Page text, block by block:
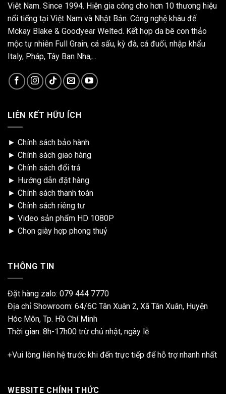
Việt Nam. Since 1994. Hiện gia công cho hơn 10 thương hiệu
nổi tiếng tại Việt Nam và Nhật Bản. Công nghệ khâu đế
Mckay Blake & Goodyear Welted. Kết hợp da bê con thảo
mộc tự nhiên Full Grain, cá sấu, kỳ đà, cá đuối, nhập khẩu
Italy, Pháp, Tây Ban Nha,...
LIÊN KẾT HỮU ÍCH
► Chính sách bảo hành
► Chính sách giao hàng
► Chính sách đổi trả
► Hướng dẫn đặt hàng
► Chính sách thanh toán
► Chính sách riêng tư
► Video sản phẩm HD 1080P
► Chọn giày hợp phong thuỷ
THÔNG TIN
Đặt hàng zalo: 079 444 7770
Địa chỉ Showroom: 64/6C Tân Xuân 2, Xã Tân Xuân, Huyện
Hóc Môn, Tp. Hồ Chí Minh
Thời gian: 8h-17h00 trừ chủ nhật, ngày lễ
+Vui lòng liên hệ trước khi đến trực tiếp để hỗ trợ nhanh nhất
WEBSITE CHÍNH THỨC